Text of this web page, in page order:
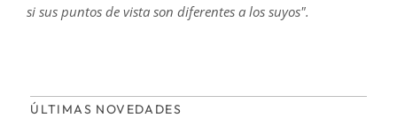
si sus puntos de vista son diferentes a los suyos".
ÚLTIMAS NOVEDADES